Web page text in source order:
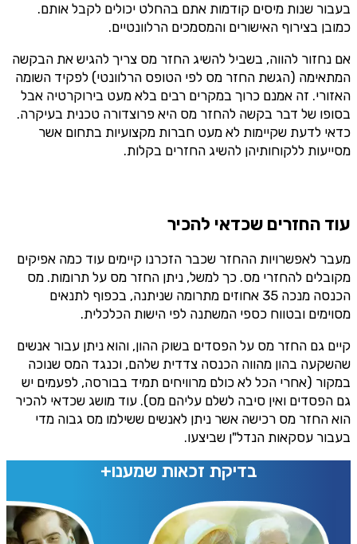
בעבור שנות מיסים קודמות אתם בהחלט יכולים לקבל אותם.
כמובן בצירוף האישורים והמסמכים הרלוונטיים.
אם נחזור להווה, בשביל להשיג החזר מס צריך להגיש את הבקשה
המתאימה (הגשת החזר מס לפי הטופס הרלוונטי) לפקיד השומה
האזורי. זה אמנם כרוך במקרים רבים בלא מעט בירוקרטיה אבל
בסופו של דבר בקשה להחזר מס היא פרוצדורה טכנית בעיקרה.
כדאי לדעת שקיימות לא מעט חברות מקצועיות בתחום אשר
מסייעות ללקוחותיהן להשיג החזרים בקלות.
עוד החזרים שכדאי להכיר
מעבר לאפשרויות ההחזר שכבר הזכרנו קיימים עוד כמה אפיקים
מקובלים להחזרי מס. כך למשל, ניתן החזר מס על תרומות. מס
הכנסה מנכה 35 אחוזים מתרומה שניתנה, בכפוף לתנאים
מסוימים ובטווח כספי המשתנה לפי הישות הכלכלית.
קיים גם החזר מס על הפסדים בשוק ההון, והוא ניתן עבור אנשים
שהשקעה בהון מהווה הכנסה צדדית שלהם, וכנגד המס שנוכה
במקור (אחרי הכל לא כולם מרוויחים תמיד בבורסה, לפעמים יש
גם הפסדים ואין סיבה לשלם עליהם מס). עוד מושג שכדאי להכיר
הוא החזר מס רכישה אשר ניתן לאנשים ששילמו מס גבוה מדי
בעבור עסקאות הנדל"ן שביצעו.
בדיקת זכאות שמענו+